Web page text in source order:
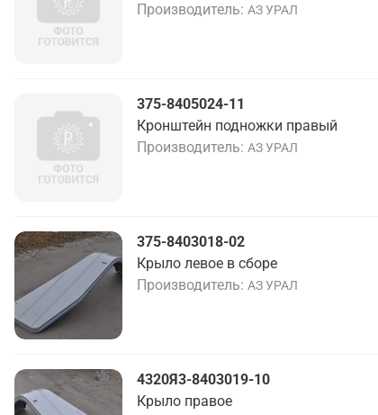
Производитель АЗ УРАЛ
375-8405024-11
Кронштейн подножки правый
Производитель АЗ УРАЛ
375-8403018-02
Крыло левое в сборе
Производитель АЗ УРАЛ
4320Я3-8403019-10
Крыло правое